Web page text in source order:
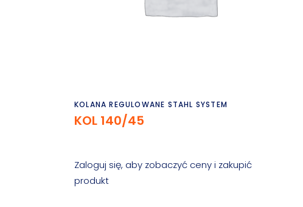
Czytaj dalej
KOLANA REGULOWANE STAHL SYSTEM
KOL 140/45
Zaloguj się, aby zobaczyć ceny i zakupić
produkt